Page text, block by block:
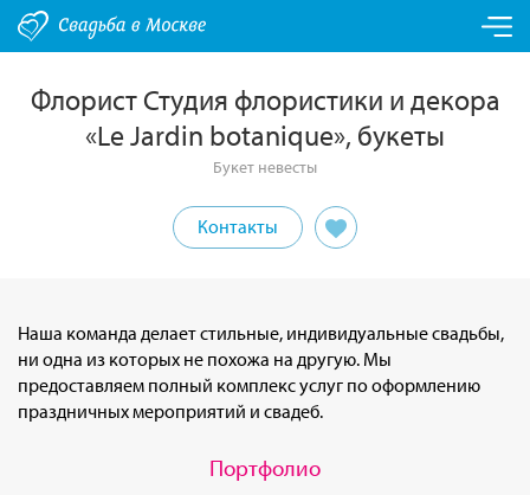
Флорист Студия флористики и декора
«Le Jardin botanique», букеты
Букет невесты
Контакты
Наша команда делает стильные, индивидуальные свадьбы,
ни одна из которых не похожа на другую. Мы
предоставляем полный комплекс услуг по оформлению
праздничных мероприятий и свадеб.
Портфолио